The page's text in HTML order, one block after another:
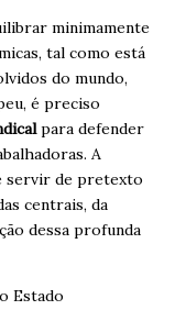
minimamente
tal como está
do mundo,
é preciso
para defender
A
servir de pretexto
centrais, da
dessa profunda
Estado